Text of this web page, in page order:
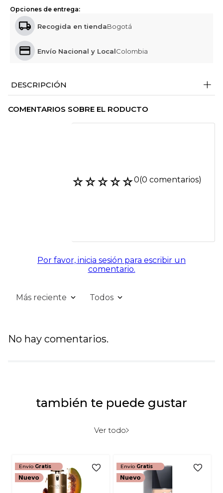
Opciones de entrega:
Recogida en tiendaBogotá
Envío Nacional y LocalColombia
DESCRIPCIÓN +
COMENTARIOS SOBRE EL RODUCTO
☆☆☆☆☆0(0 comentarios)
Por favor, inicia sesión para escribir un
comentario.
Más reciente Todos
No hay comentarios.
también te puede gustar
Ver todo
Envío Gratis Envío Gratis